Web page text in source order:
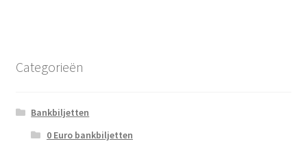
Categorieën
Bankbiljetten
0 Euro bankbiljetten